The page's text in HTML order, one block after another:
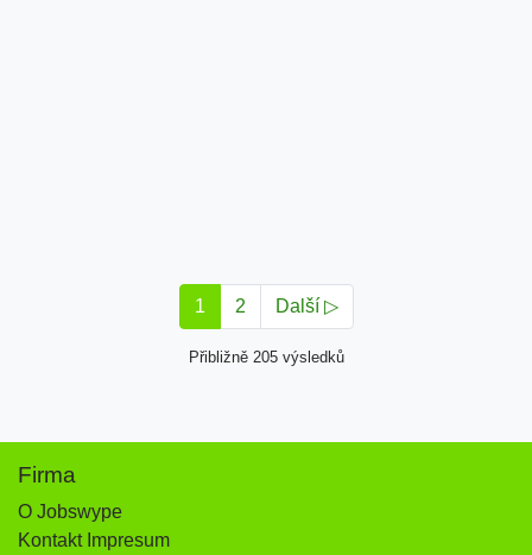
1 2 Další ▷
Přibližně 205 výsledků
Firma
O Jobswype
Kontakt Impresum